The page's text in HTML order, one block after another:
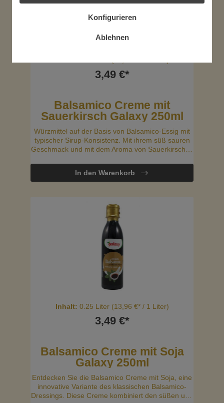
3,49 €*
Balsamico Creme mit
Sauerkirsch Galaxy 250ml
Würzmittel auf der Basis von Balsamico-Essig mit
typischer Sirup-Konsistenz. Mit ihrem süß sauren
Geschmack und mit dem Aroma von Sauerkirschen
zum Marinieren.
In den Warenkorb
Inhalt: 0.25 Liter (13,96 €* / 1 Liter)
3,49 €*
Balsamico Creme mit Soja
Galaxy 250ml
Entdecken Sie die Balsamico Creme mit Soja, eine
innovative Variante des klassischen Balsamico-
Dressings. Diese Creme kombiniert den süßen und
Konfigurieren
Ablehnen